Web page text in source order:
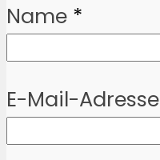
Name *
E-Mail-Adresse